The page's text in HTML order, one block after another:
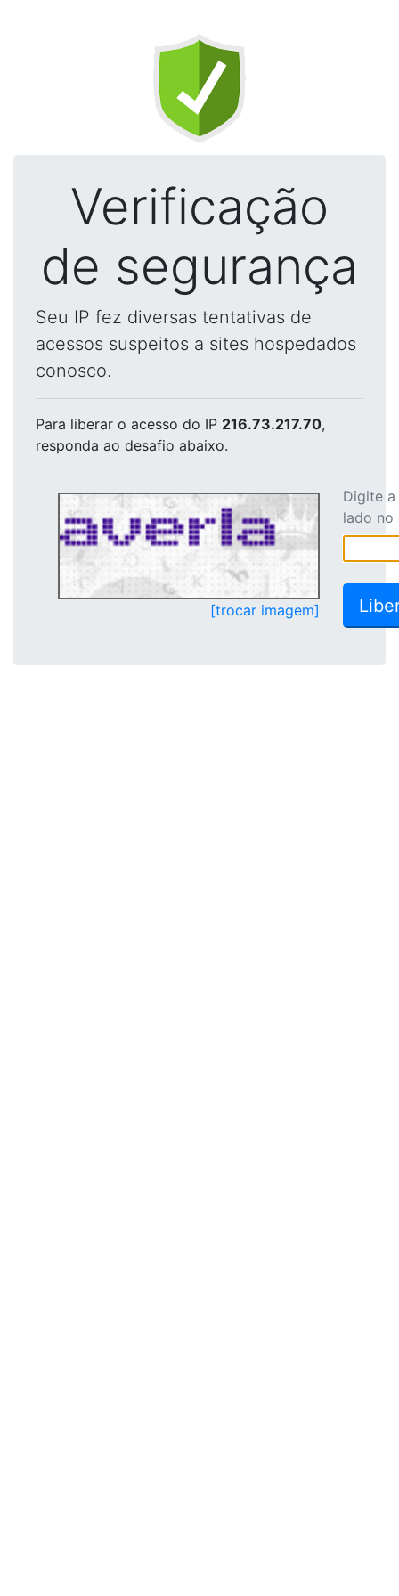
Verificação
de segurança
Seu IP fez diversas tentativas de
acessos suspeitos a sites hospedados
conosco.
Para liberar o acesso do IP 216.73.217.70,
responda ao desafio abaixo.
[trocar imagem]
Digite
lado no